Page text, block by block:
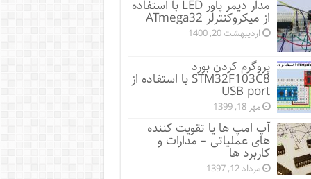
مدار دیمر پاور LED با استفاده
از میکروکنترلر ATmega32
اردیبهشت 20, 1400
پروگرم کردن بورد
STM32F103C8 با استفاده از
USB port
مهر 18, 1399
آپ امپ ها یا تقویت کننده
های عملیاتی – مدارات و
کاربرد ها
مرداد 12, 1397